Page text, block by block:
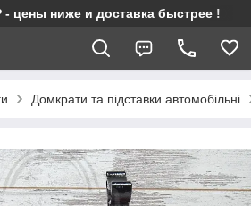
цены ниже и доставка быстрее !
Домкрати та підставки автомобільні